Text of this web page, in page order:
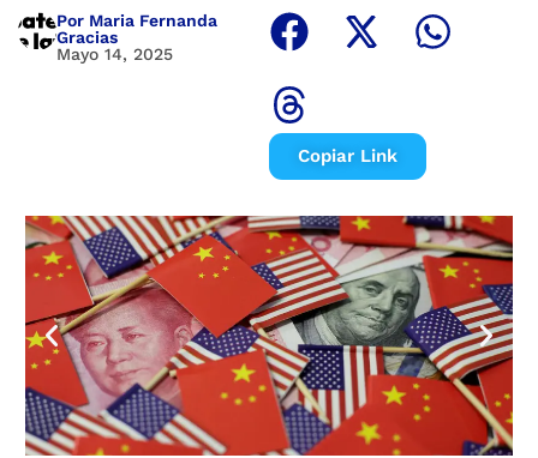
Por Maria Fernanda
Gracias
Mayo 14, 2025
Copiar Link